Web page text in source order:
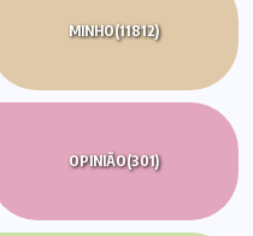
MINHO(11812)
OPINIÃO(301)